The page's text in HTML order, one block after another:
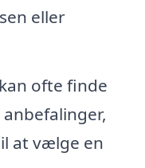
eller
ofte finde
at vælge en